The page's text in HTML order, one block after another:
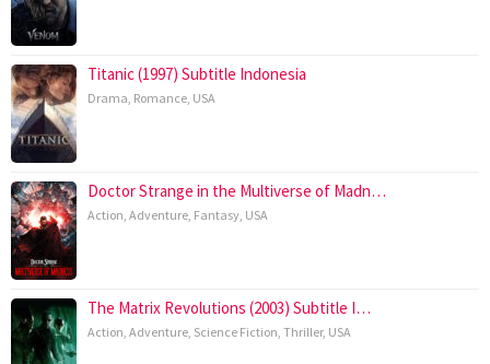
Titanic (1997) Subtitle Indonesia
Drama, Romance, USA
Doctor Strange in the Multiverse of Madn…
Action, Adventure, Fantasy, USA
The Matrix Revolutions (2003) Subtitle I…
Action, Adventure, Science Fiction, Thriller, USA